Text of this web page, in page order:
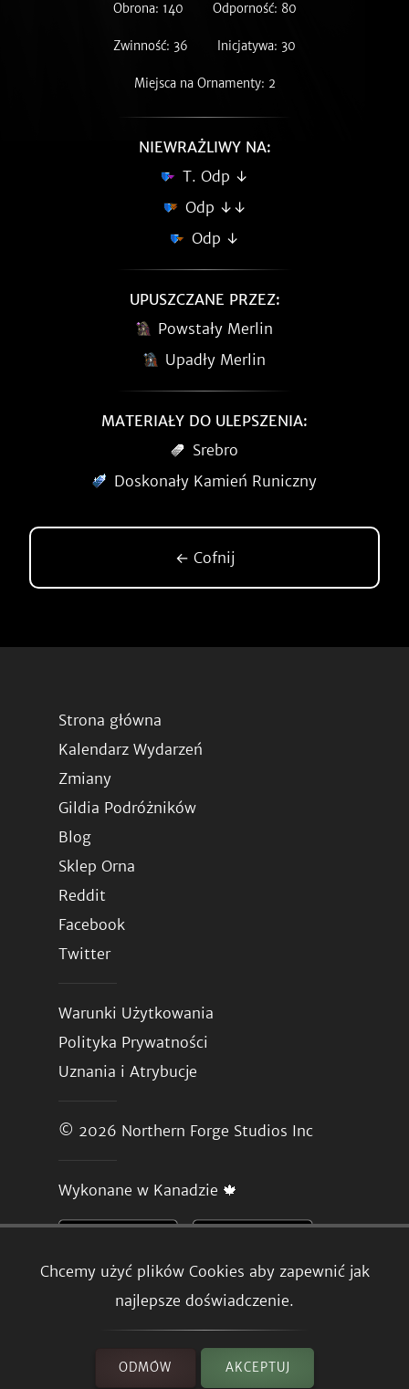
Chcemy użyć plików Cookies aby zapewnić jak
najlepsze doświadczenie.
ODMÓW AKCEPTUJ
Obrona: 140 Odporność: 80
Zwinność: 36 Inicjatywa: 30
Miejsca na Ornamenty: 2
NIEWRAŻLIWY NA:
T. Odp ↓
Odp ↓↓
Odp ↓
UPUSZCZANE PRZEZ:
Powstały Merlin
Upadły Merlin
MATERIAŁY DO ULEPSZENIA:
Srebro
Doskonały Kamień Runiczny
← Cofnij
Strona główna
Kalendarz Wydarzeń
Zmiany
Gildia Podróżników
Blog
Sklep Orna
Reddit
Facebook
Twitter
Warunki Użytkowania
Polityka Prywatności
Uznania i Atrybucje
© 2026 Northern Forge Studios Inc
Wykonane w Kanadzie 🍁